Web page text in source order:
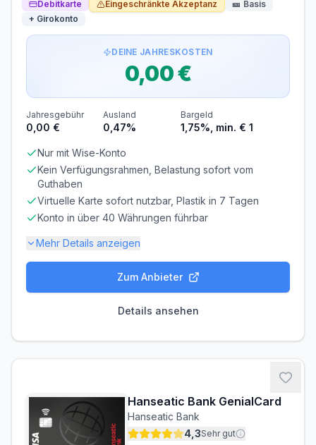
Bargeldabhebungen fallen sofort20,02% p.a.Zinsen an.
Voraussetzungen
MINDESTALTER MINDESTEINKOMMEN
ab 0,00 €/Monat
SCHUFA-ABFRAGE
Erforderlich
GIROKONTO
Nicht erforderlich
Manuelle Überweisung
Sie müssen den Rechnungsbetrag selbst überweisen.
Beachten Sie die Zahlungsfrist!
Frist beachten! Bei verspäteter Zahlung fallen
3 Monate zinsfrei. Teilraten: 3 %, 5 %, 10 % - 100 % (ab
10 % in Zehnerschritten). Voreingestellt ist eine
Monatsende komplett und es fallen keine Zinsen an.
Debitkarte Eingeschränkte Akzeptanz 🎫 Basis
+ Girokonto
DEINE JAHRESKOSTEN
0,00 €
Jahresgebühr
0,00 €
Ausland
0,47%
Bargeld
1,75%, min. € 1
Nur mit Wise-Konto
Kein Verfügungsrahmen, Belastung sofort vom
Guthaben
Virtuelle Karte sofort nutzbar, Plastik in 7 Tagen
Konto in über 40 Währungen führbar
Mehr Details anzeigen
4,00 €
Voraussetzungen
SCHUFA-ABFRAGE
Nicht erforderlich
GIROKONTO
Erforderlich
Zum Anbieter
Details ansehen
Hanseatic Bank GenialCard
Hanseatic Bank
4,3Sehr gut